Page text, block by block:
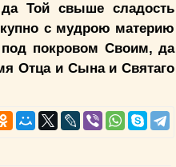
Той свыше сладость
с мудрою материю
покровом Своим, да
Отца и Сына и Святаго